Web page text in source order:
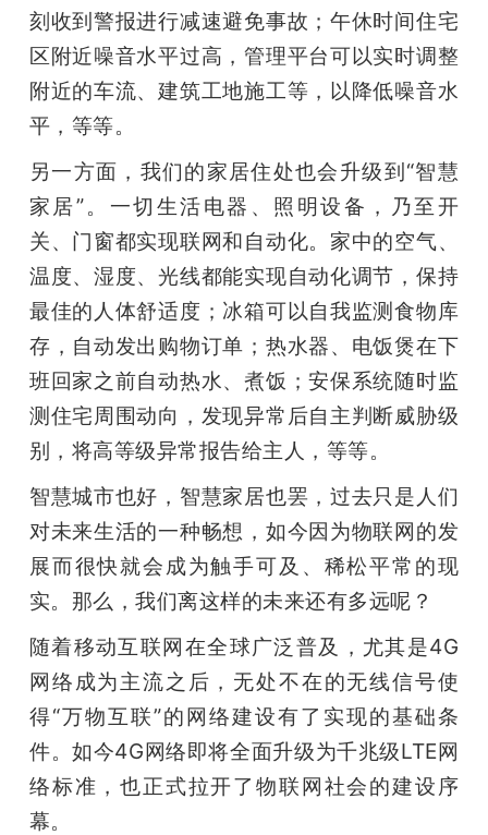
刻收到警报进行减速避免事故；午休时间住宅
区附近噪音水平过高，管理平台可以实时调整
附近的车流、建筑工地施工等，以降低噪音水
平，等等。
另一方面，我们的家居住处也会升级到“智慧
家居”。一切生活电器、照明设备，乃至开
关、门窗都实现联网和自动化。家中的空气、
温度、湿度、光线都能实现自动化调节，保持
最佳的人体舒适度；冰箱可以自我监测食物库
存，自动发出购物订单；热水器、电饭煲在下
班回家之前自动热水、煮饭；安保系统随时监
测住宅周围动向，发现异常后自主判断威胁级
别，将高等级异常报告给主人，等等。
智慧城市也好，智慧家居也罢，过去只是人们
对未来生活的一种畅想，如今因为物联网的发
展而很快就会成为触手可及、稀松平常的现
实。那么，我们离这样的未来还有多远呢？
随着移动互联网在全球广泛普及，尤其是4G
网络成为主流之后，无处不在的无线信号使
得“万物互联”的网络建设有了实现的基础条
件。如今4G网络即将全面升级为千兆级LTE网
络标准，也正式拉开了物联网社会的建设序
幕。